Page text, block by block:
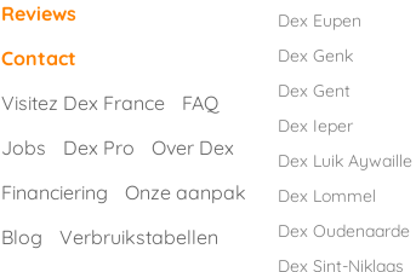
Reviews
Contact
Visitez Dex France
FAQ
Jobs
Dex Pro
Over Dex
Financiering
Onze aanpak
Blog
Verbruikstabellen
Dex Eupen
Dex Genk
Dex Gent
Dex Ieper
Dex Luik Aywaille
Dex Lommel
Dex Oudenaarde
Dex Sint-Niklaas